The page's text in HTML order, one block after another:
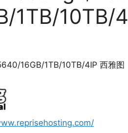
1TB/10TB/
16GB/1TB/10TB/4IP 西雅图